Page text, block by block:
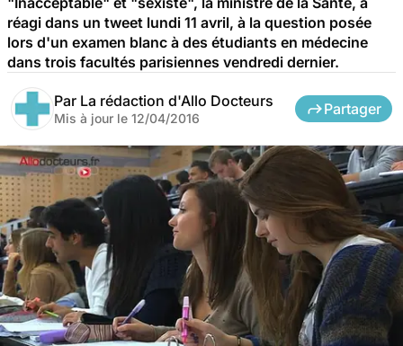
réagi dans un tweet lundi 11 avril, à la question posée
lors d'un examen blanc à des étudiants en médecine
dans trois facultés parisiennes vendredi dernier.
Par La rédaction d'Allo Docteurs
Mis à jour le 12/04/2016
Partager